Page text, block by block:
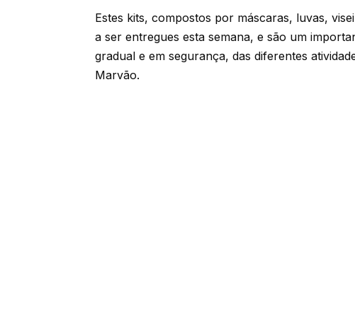
Estes kits, compostos por máscaras, luvas,
a ser entregues esta semana, e são um
gradual e em segurança, das diferentes
Marvão.